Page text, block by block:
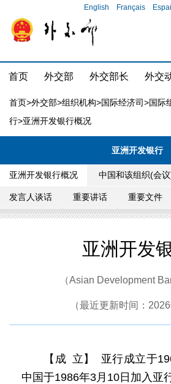
English Français
首页 外交部 外交部长 外交
首页>外交部>组织机构>国际经济司>国际
行>亚洲开发银行概况
亚洲开发银行
亚洲开发银行概况 中国和该组织(会
发言人谈话 重要讲话 重要文件
亚洲开发
（Asian Development
（最近更新时间：2026
【成 立】 亚行成立于
中国于1986年3月10日加入亚